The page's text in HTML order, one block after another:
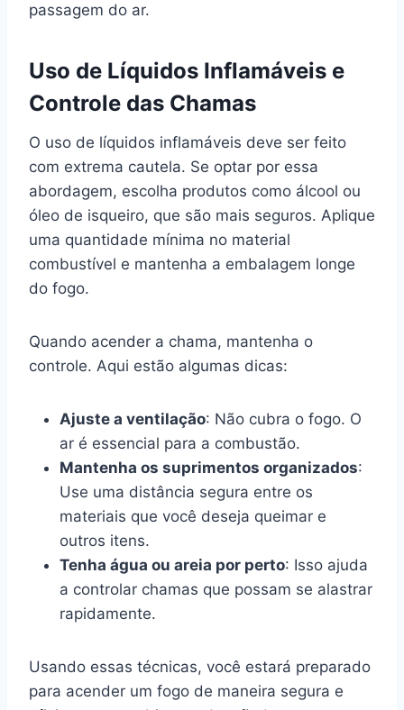
passagem do ar.
Uso de Líquidos Inflamáveis e
Controle das Chamas
O uso de líquidos inflamáveis deve ser feito
com extrema cautela. Se optar por essa
abordagem, escolha produtos como álcool ou
óleo de isqueiro, que são mais seguros. Aplique
uma quantidade mínima no material
combustível e mantenha a embalagem longe
do fogo.
Quando acender a chama, mantenha o
controle. Aqui estão algumas dicas:
Ajuste a ventilação: Não cubra o fogo. O
ar é essencial para a combustão.
Mantenha os suprimentos organizados:
Use uma distância segura entre os
materiais que você deseja queimar e
outros itens.
Tenha água ou areia por perto: Isso ajuda
a controlar chamas que possam se alastrar
rapidamente.
Usando essas técnicas, você estará preparado
para acender um fogo de maneira segura e